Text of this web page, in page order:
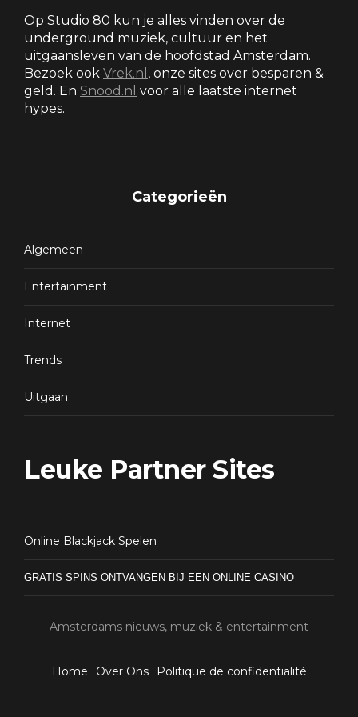
Op Studio 80 kun je alles vinden over de
underground muziek, cultuur en het
uitgaansleven van de hoofdstad Amsterdam.
Bezoek ook Vrek.nl , onze sites over besparen &
geld. En Snood.nl voor alle laatste internet
hypes.
Categorieën
Algemeen
Entertainment
Internet
Trends
Uitgaan
Leuke Partner Sites
Online Blackjack Spelen
GRATIS SPINS ONTVANGEN BIJ EEN ONLINE CASINO
Amsterdams nieuws, muziek & entertainment
Home Over Ons Politique de confidentialité